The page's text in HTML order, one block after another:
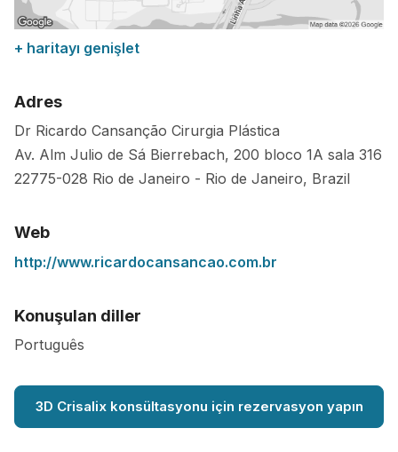
+ haritayı genişlet
Adres
Dr Ricardo Cansanção Cirurgia Plástica
Av. Alm Julio de Sá Bierrebach, 200 bloco 1A sala 316
22775-028 Rio de Janeiro - Rio de Janeiro, Brazil
Web
http://www.ricardocansancao.com.br
Konuşulan diller
Português
3D Crisalix konsültasyonu için rezervasyon yapın